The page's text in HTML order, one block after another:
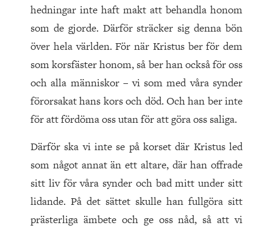
hedningar inte haft makt att behandla honom
som de gjorde. Därför sträcker sig denna bön
över hela världen. För när Kristus ber för dem
som korsfäster honom, så ber han också för oss
och alla människor – vi som med våra synder
förorsakat hans kors och död. Och han ber inte
för att fördöma oss utan för att göra oss saliga.
Därför ska vi inte se på korset där Kristus led
som något annat än ett altare, där han offrade
sitt liv för våra synder och bad mitt under sitt
lidande. På det sättet skulle han fullgöra sitt
prästerliga ämbete och ge oss nåd, så att vi